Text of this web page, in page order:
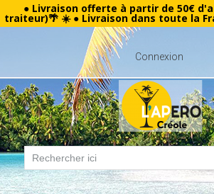
● Livraison offerte à partir de 50€
traiteur)🌴 ☀️ ● Livraison dans toute la
Connexion